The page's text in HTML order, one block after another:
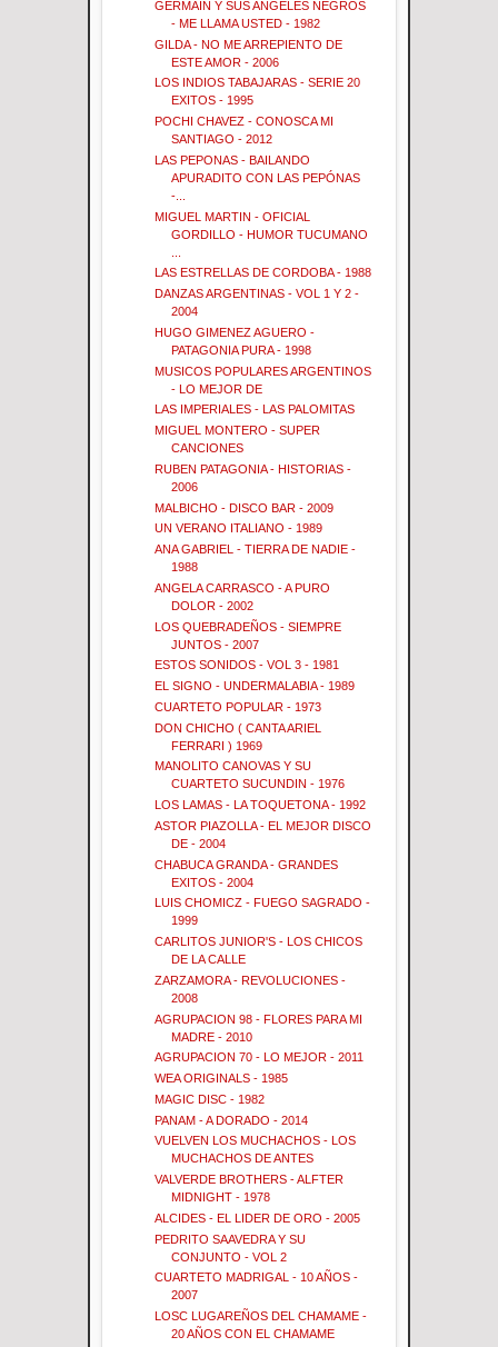
GERMAIN Y SUS ANGELES NEGROS
- ME LLAMA USTED - 1982
GILDA - NO ME ARREPIENTO DE
ESTE AMOR - 2006
LOS INDIOS TABAJARAS - SERIE 20
EXITOS - 1995
POCHI CHAVEZ - CONOSCA MI
SANTIAGO - 2012
LAS PEPONAS - BAILANDO
APURADITO CON LAS PEPÓNAS
-...
MIGUEL MARTIN - OFICIAL
GORDILLO - HUMOR TUCUMANO
LAS ESTRELLAS DE CORDOBA - 1988
DANZAS ARGENTINAS - VOL 1 Y 2 -
2004
HUGO GIMENEZ AGUERO -
PATAGONIA PURA - 1998
MUSICOS POPULARES ARGENTINOS
- LO MEJOR DE
LAS IMPERIALES - LAS PALOMITAS
MIGUEL MONTERO - SUPER
CANCIONES
RUBEN PATAGONIA - HISTORIAS -
2006
MALBICHO - DISCO BAR - 2009
UN VERANO ITALIANO - 1989
ANA GABRIEL - TIERRA DE NADIE -
1988
ANGELA CARRASCO - A PURO
DOLOR - 2002
LOS QUEBRADEÑOS - SIEMPRE
JUNTOS - 2007
ESTOS SONIDOS - VOL 3 - 1981
EL SIGNO - UNDERMALABIA - 1989
CUARTETO POPULAR - 1973
DON CHICHO ( CANTA ARIEL
FERRARI ) 1969
MANOLITO CANOVAS Y SU
CUARTETO SUCUNDIN - 1976
LOS LAMAS - LA TOQUETONA - 1992
ASTOR PIAZOLLA - EL MEJOR DISCO
DE - 2004
CHABUCA GRANDA - GRANDES
EXITOS - 2004
LUIS CHOMICZ - FUEGO SAGRADO -
1999
CARLITOS JUNIOR'S - LOS CHICOS
DE LA CALLE
ZARZAMORA - REVOLUCIONES -
2008
AGRUPACION 98 - FLORES PARA MI
MADRE - 2010
AGRUPACION 70 - LO MEJOR - 2011
WEA ORIGINALS - 1985
MAGIC DISC - 1982
PANAM - A DORADO - 2014
VUELVEN LOS MUCHACHOS - LOS
MUCHACHOS DE ANTES
VALVERDE BROTHERS - ALFTER
MIDNIGHT - 1978
ALCIDES - EL LIDER DE ORO - 2005
PEDRITO SAAVEDRA Y SU
CONJUNTO - VOL 2
CUARTETO MADRIGAL - 10 AÑOS -
2007
LOSC LUGAREÑOS DEL CHAMAME -
20 AÑOS CON EL CHAMAME